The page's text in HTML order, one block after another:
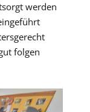
werden
folgen